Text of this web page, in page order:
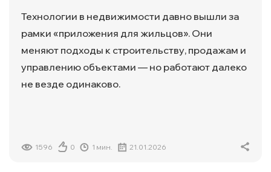
Технологии в недвижимости давно вышли за
рамки «приложения для жильцов». Они
меняют подходы к строительству, продажам и
управлению объектами — но работают далеко
не везде одинаково.
1596 0 1 мин. 21.01.2026